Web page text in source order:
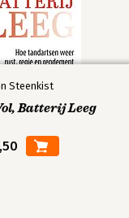
Steenkist
Batterij Leeg